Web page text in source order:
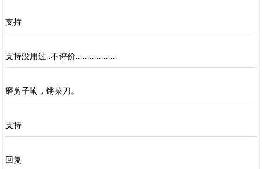
支持
支持没用过..不评价..................
磨剪子嘞，锵菜刀。
支持
回复